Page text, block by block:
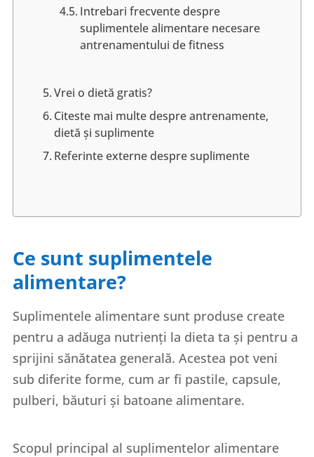
Intrebari frecvente despre
suplimentele alimentare necesare
antrenamentului de fitness
Vrei o dietă gratis?
Citeste mai multe despre antrenamente,
dietă și suplimente
Referinte externe despre suplimente
Ce sunt suplimentele
alimentare?
Suplimentele alimentare sunt produse create
pentru a adăuga nutrienți la dieta ta și pentru a
sprijini sănătatea generală. Acestea pot veni
sub diferite forme, cum ar fi pastile, capsule,
pulberi, băuturi și batoane alimentare.
Scopul principal al suplimentelor alimentare